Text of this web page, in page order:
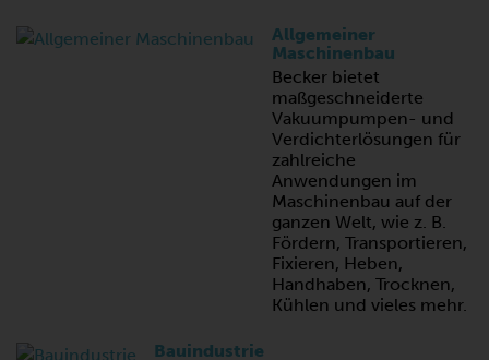
Allgemeiner
Maschinenbau
Becker bietet
maßgeschneiderte
Vakuumpumpen- und
Verdichterlösungen für
zahlreiche
Anwendungen im
Maschinenbau auf der
ganzen Welt, wie z. B.
Fördern, Transportieren,
Fixieren, Heben,
Handhaben, Trocknen,
Kühlen und vieles mehr.
Bauindustrie